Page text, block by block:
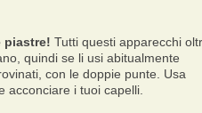
piastre! Tutti questi apparecchi
quindi se li usi abitualmente
con le doppie punte. Usa
acconciare i tuoi capelli.